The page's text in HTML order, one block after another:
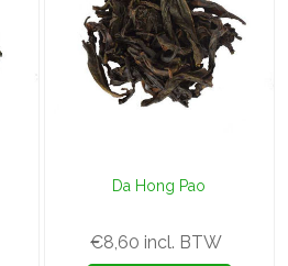
Da Hong Pao
€8,60 incl. BTW